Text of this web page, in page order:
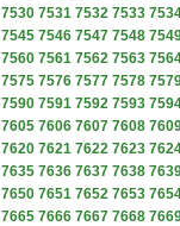
7530 7531 7532 7533
7545 7546 7547 7548
7560 7561 7562 7563
7575 7576 7577 7578
7590 7591 7592 7593
7605 7606 7607 7608
7620 7621 7622 7623
7635 7636 7637 7638
7650 7651 7652 7653
7665 7666 7667 7668